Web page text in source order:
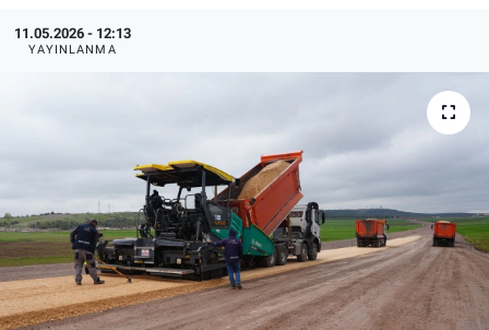
11.05.2026 - 12:13
YAYINLANMA
Politika
Genel
Çevre